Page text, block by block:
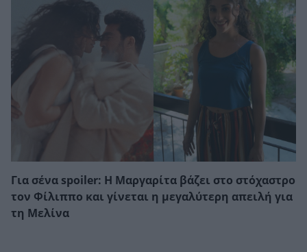
Για σένα spoiler: Η Μαργαρίτα βάζει στο στόχαστρο
τον Φίλιππο και γίνεται η μεγαλύτερη απειλή για
τη Μελίνα